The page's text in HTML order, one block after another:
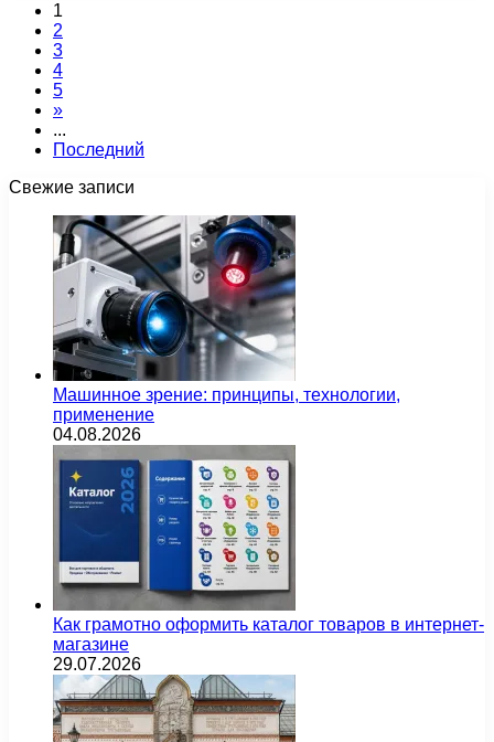
1
2
3
4
5
»
...
Последний
Свежие записи
Машинное зрение: принципы, технологии,
применение
04.08.2026
Как грамотно оформить каталог товаров в интернет-
магазине
29.07.2026